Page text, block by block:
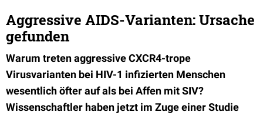
Aggressive AIDS-Varianten: Ursache
gefunden
Warum treten aggressive CXCR4-trope
Virusvarianten bei HIV-1 infizierten Menschen
wesentlich öfter auf als bei Affen mit SIV?
Wissenschaftler haben jetzt im Zuge einer Studie